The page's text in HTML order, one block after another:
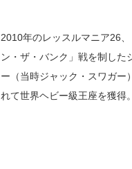
2010年のレッスルマニア26
ン・ザ・バンク」戦を制した
ー（当時ジャック・スワガー
れて世界ヘビー級王座を獲得